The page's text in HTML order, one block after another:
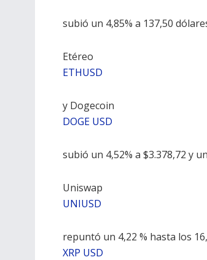
subió un 4,85% a 137,50
Etéreo
ETHUSD
y Dogecoin
DOGE USD
subió un 4,52% a $3.378,72 y
Uniswap
UNIUSD
repuntó un 4,22 % hasta los
XRP USD